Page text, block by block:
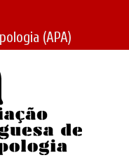
(APA)